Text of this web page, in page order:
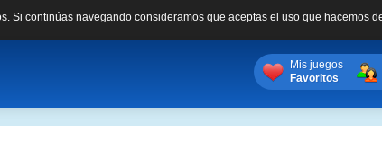
Si continúas navegando consideramos que aceptas el uso que hacemos
Mis juegos
Favoritos